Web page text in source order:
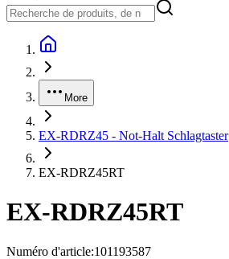
More
EX-RDRZ45 - Not-Halt Schlagtaster
EX-RDRZ45RT
EX-RDRZ45RT
Numéro d'article:101193587